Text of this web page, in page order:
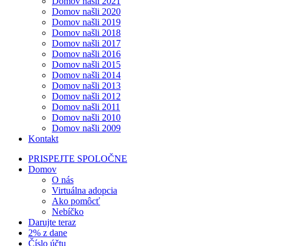
Domov našli 2020
Domov našli 2019
Domov našli 2018
Domov našli 2017
Domov našli 2016
Domov našli 2015
Domov našli 2014
Domov našli 2013
Domov našli 2012
Domov našli 2011
Domov našli 2010
Domov našli 2009
Kontakt
PRISPEJTE SPOLOČNE
Domov
O nás
Virtuálna adopcia
Ako pomôcť
Nebíčko
Darujte teraz
2% z dane
Číslo účtu